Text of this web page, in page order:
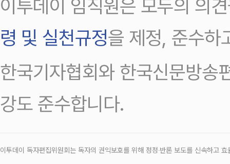
이투데이 임직원은 모두의 의
령 및 실천규정을 제정, 준수하
한국기자협회와 한국신문방송
강도 준수합니다.
이투데이 독자편집위원회는 독자의 권익보호를 위해 정정‧반론 보도를 신속하고